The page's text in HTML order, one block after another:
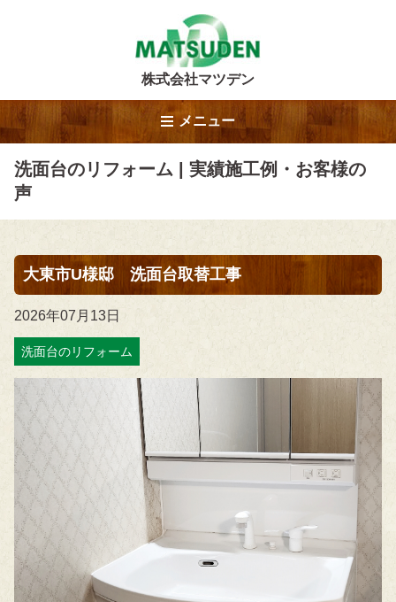
株式会社マツデン
メニュー
洗面台のリフォーム | 実績施工例・お客様の
声
大東市U様邸 洗面台取替工事
2026年07月13日
洗面台のリフォーム